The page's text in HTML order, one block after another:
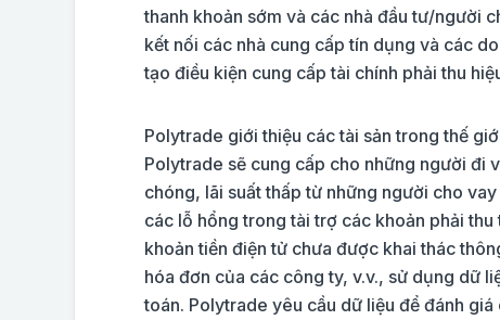
thanh khoản sớm và các nhà đầu tư/người
kết nối các nhà cung cấp tín dụng và các
tạo điều kiện cung cấp tài chính phải thu
Polytrade giới thiệu các tài sản trong thế
Polytrade sẽ cung cấp cho những người đi
chóng, lãi suất thấp từ những người cho
các lỗ hổng trong tài trợ các khoản phải
khoản tiền điện tử chưa được khai thác
hóa đơn của các công ty, v.v., sử dụng dữ
toán. Polytrade yêu cầu dữ liệu để đánh